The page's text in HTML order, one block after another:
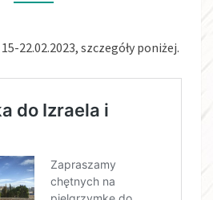
22.02.2023, szczegóły poniżej.